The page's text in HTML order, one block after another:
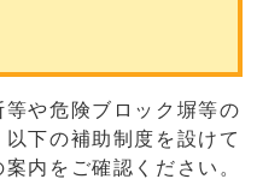
等や危険ブロック塀等の
下の補助制度を設けて
内をご確認ください。